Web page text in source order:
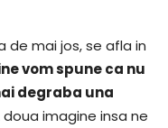
de mai jos, se afla in
vom spune ca nu
degraba una
doua imagine insa ne